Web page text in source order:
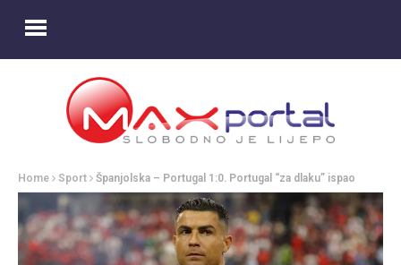
Home Sport Španjolska – Portugal 1:0. Portugal “za dlaku” ispao